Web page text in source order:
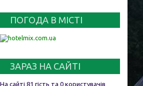
ПОГОДА В МІСТІ
ЗАРАЗ НА САЙТІ
На сайті 81 гість та 0 користувачів